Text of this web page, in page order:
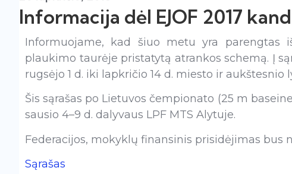
Informacija dėl EJOF 2017
Informuojame, kad šiuo metu yra parengtas
plaukimo taurėje pristatytą atrankos schemą. Į
rugsėjo 1 d. iki lapkričio 14 d. miesto ir aukštesnio
Šis sąrašas po Lietuvos čempionato (25 m
sausio 4–9 d. dalyvaus LPF MTS Alytuje.
Federacijos, mokyklų finansinis prisidėjimas bus
Sąrašas